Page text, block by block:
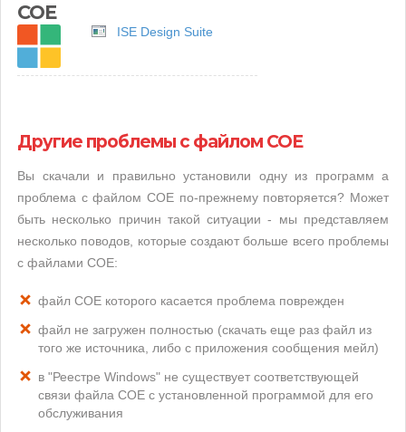
COE
ISE Design Suite
Другие проблемы с файлом COE
Вы скачали и правильно установили одну из программ а
проблема с файлом COE по-прежнему повторяется? Может
быть несколько причин такой ситуации - мы представляем
несколько поводов, которые создают больше всего проблемы
с файлами COE:
файл COE которого касается проблема поврежден
файл не загружен полностью (скачать еще раз файл из
того же источника, либо с приложения сообщения мейл)
в "Реестре Windows" не существует соответствующей
связи файла COE с установленной программой для его
обслуживания